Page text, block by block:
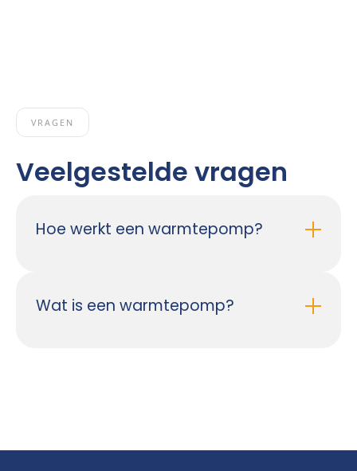
VRAGEN
Veelgestelde vragen
Hoe werkt een warmtepomp?
Wat is een warmtepomp?